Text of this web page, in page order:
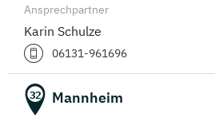
Ansprechpartner
Karin Schulze
06131-961696
32 Mannheim